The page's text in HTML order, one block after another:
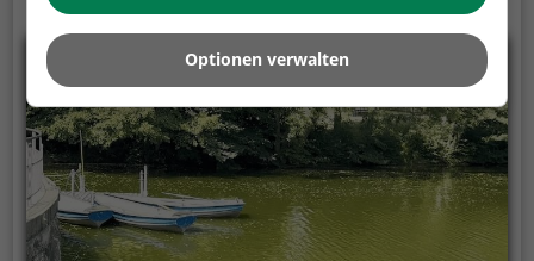
Optionen verwalten